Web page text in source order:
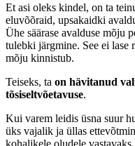
Et asi oleks kindel, on ta
eluvõõraid, upsakaidki
Ühe säärase avalduse mõju
tulebki järgmine. See ei lase
mõju kinnistub.
Teiseks, ta on hävitanud
tõsiseltvõetavuse.
Kui varem leidis üsna suur
üks vajalik ja üllas
kohalikele oludele